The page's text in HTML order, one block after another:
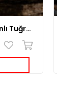
Kehribar Taş İçerisi Osmanlı Tuğrası Erkek Gümüş Yüzük